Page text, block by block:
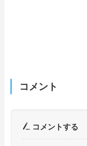
コメント
コメントする